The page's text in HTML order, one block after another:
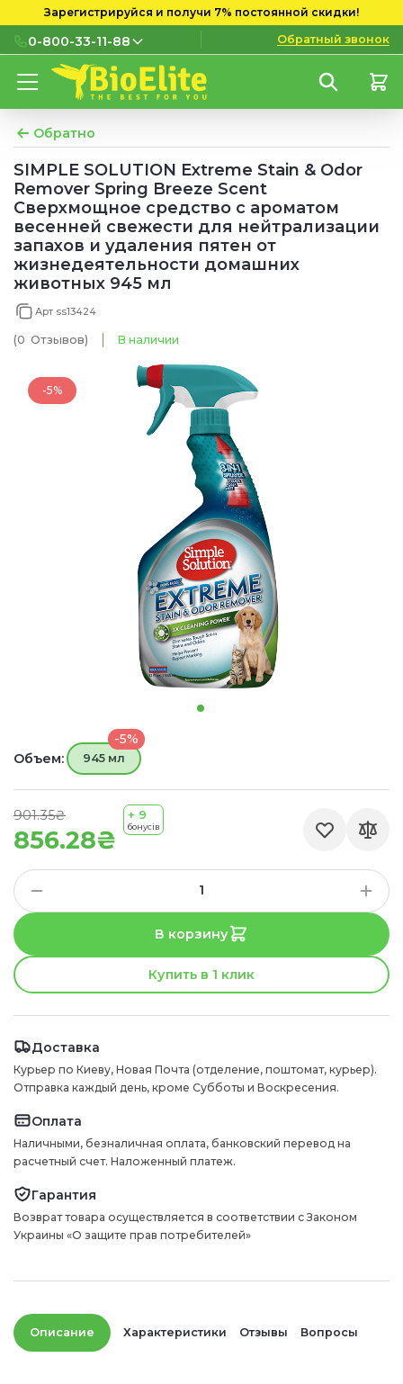
Зарегистрируйся и получи 7% постоянной скидки!
0-800-33-11-88
0-800-33-11-88
мобильных номеров
(097) 133 11 88
(095) 133 11 88
(073) 133 11 88
Обратный звонок
Обратно
SIMPLE SOLUTION Extreme Stain & Odor
Remover Spring Breeze Scent
Сверхмощное средство с ароматом
весенней свежести для нейтрализации
запахов и удаления пятен от
жизнедеятельности домашних
животных 945 мл
Арт ss13424
(0 Отзывов) В наличии
-5%
856.28₴
901.35₴ + 9
бонусів
Объем:
-5%
945 мл
В корзину
Купить в 1 клик
Доставка
Курьер по Киеву, Новая Почта (отделение, поштомат, курьер).
Отправка каждый день, кроме Субботы и Воскресения.
Оплата
Наличными, безналичная оплата, банковский перевод на
расчетный счет. Наложенный платеж.
Гарантия
Возврат товара осуществляется в соответствии с Законом
Украины «О защите прав потребителей»
Описание Характеристики Отзывы Вопросы